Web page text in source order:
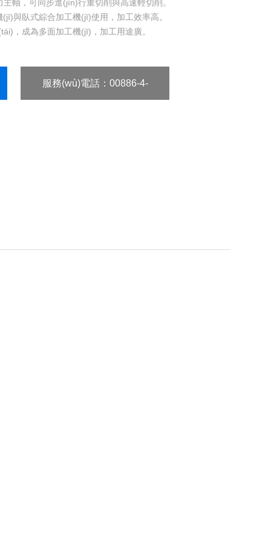
，可同步進(jìn)行重切削與高速輕切削。
臥式綜合加工機(jī)使用，加工效率高。
，成為多面加工機(jī)，加工用途廣。
服務(wù)電話：00886-4-